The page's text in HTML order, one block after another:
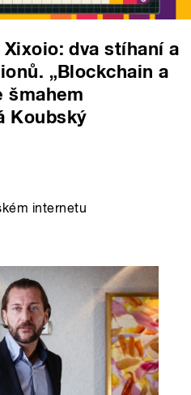
dva stíhaní a
„Blockchain a
šmahem
Koubský
internetu